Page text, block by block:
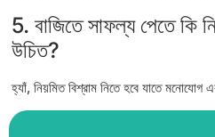
5. বাজিতে সাফল্য পেতে কি
উচিত?
হ্যাঁ, নিয়মিত বিশ্রাম নিতে হবে যাতে মনোযোগ